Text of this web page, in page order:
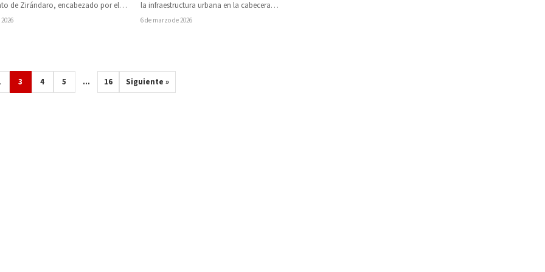
de Zirándaro, encabezado por el
Torres García,…
la infraestructura urbana en la cabecera
municipal, el presidente municipal de Zirándaro…
6 de marzo de 2026
3 4 5 … 16 Siguiente »